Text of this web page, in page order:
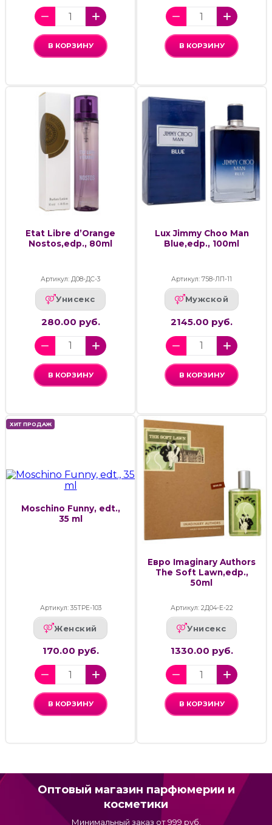
В КОРЗИНУ В КОРЗИНУ
Etat Libre d’Orange
Nostos,edp., 80ml
Артикул: Д08-ДС-3
Унисекс
280.00 руб.
В КОРЗИНУ
Lux Jimmy Choo Man
Blue,edp., 100ml
Артикул: 758-ЛП-11
Мужской
2145.00 руб.
В КОРЗИНУ
ХИТ ПРОДАЖ
Moschino Funny, edt.,
35 ml
Артикул: 35ТРЕ-103
Женский
170.00 руб.
В КОРЗИНУ
Евро Imaginary Authors
The Soft Lawn,edp.,
50ml
Артикул: 2Д04-Е-22
Унисекс
1330.00 руб.
В КОРЗИНУ
Оптовый магазин парфюмерии и
косметики
Минимальный заказ от 999 руб.